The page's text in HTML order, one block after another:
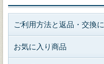
ご利用方法と返品・交換
お気に入り商品